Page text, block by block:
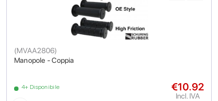
Manopole - Coppia
(MVAA2806)
4+ Disponibile €10.92
Incl. IVA